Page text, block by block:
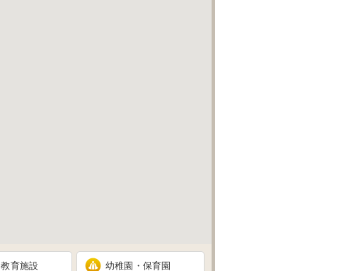
育施設 幼稚園・保育園